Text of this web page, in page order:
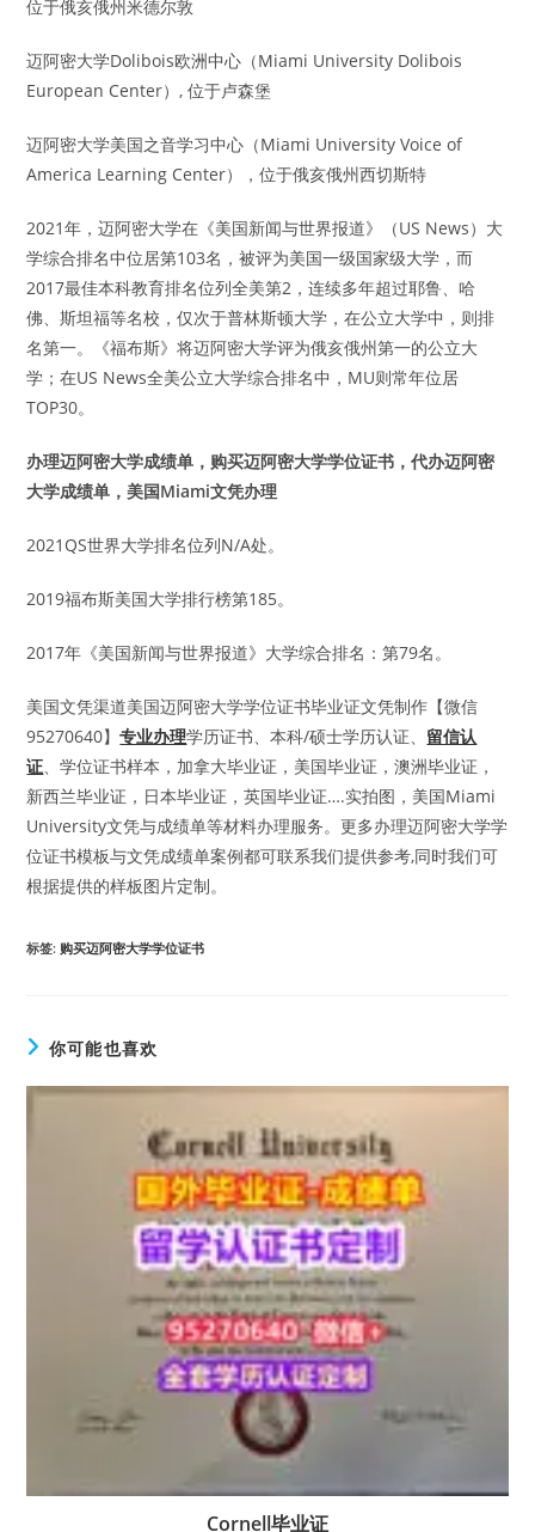
位于俄亥俄州米德尔敦
迈阿密大学Dolibois欧洲中心（Miami University Dolibois
European Center）, 位于卢森堡
迈阿密大学美国之音学习中心（Miami University Voice of
America Learning Center），位于俄亥俄州西切斯特
2021年，迈阿密大学在《美国新闻与世界报道》（US News）大
学综合排名中位居第103名，被评为美国一级国家级大学，而
2017最佳本科教育排名位列全美第2，连续多年超过耶鲁、哈
佛、斯坦福等名校，仅次于普林斯顿大学，在公立大学中，则排
名第一。《福布斯》将迈阿密大学评为俄亥俄州第一的公立大
学；在US News全美公立大学综合排名中，MU则常年位居
TOP30。
办理迈阿密大学成绩单，购买迈阿密大学学位证书，代办迈阿密
大学成绩单，美国Miami文凭办理
2021QS世界大学排名位列N/A处。
2019福布斯美国大学排行榜第185。
2017年《美国新闻与世界报道》大学综合排名：第79名。
美国文凭渠道美国迈阿密大学学位证书毕业证文凭制作【微信
95270640】专业办理学历证书、本科/硕士学历认证、 留信认
证、学位证书样本，加拿大毕业证，美国毕业证，澳洲毕业证，
新西兰毕业证，日本毕业证，英国毕业证….实拍图，美国Miami
University文凭与成绩单等材料办理服务。更多办理迈阿密大学学
位证书模板与文凭成绩单案例都可联系我们提供参考,同时我们可
根据提供的样板图片定制。
标签: 购买迈阿密大学学位证书
你可能也喜欢
Cornell毕业证